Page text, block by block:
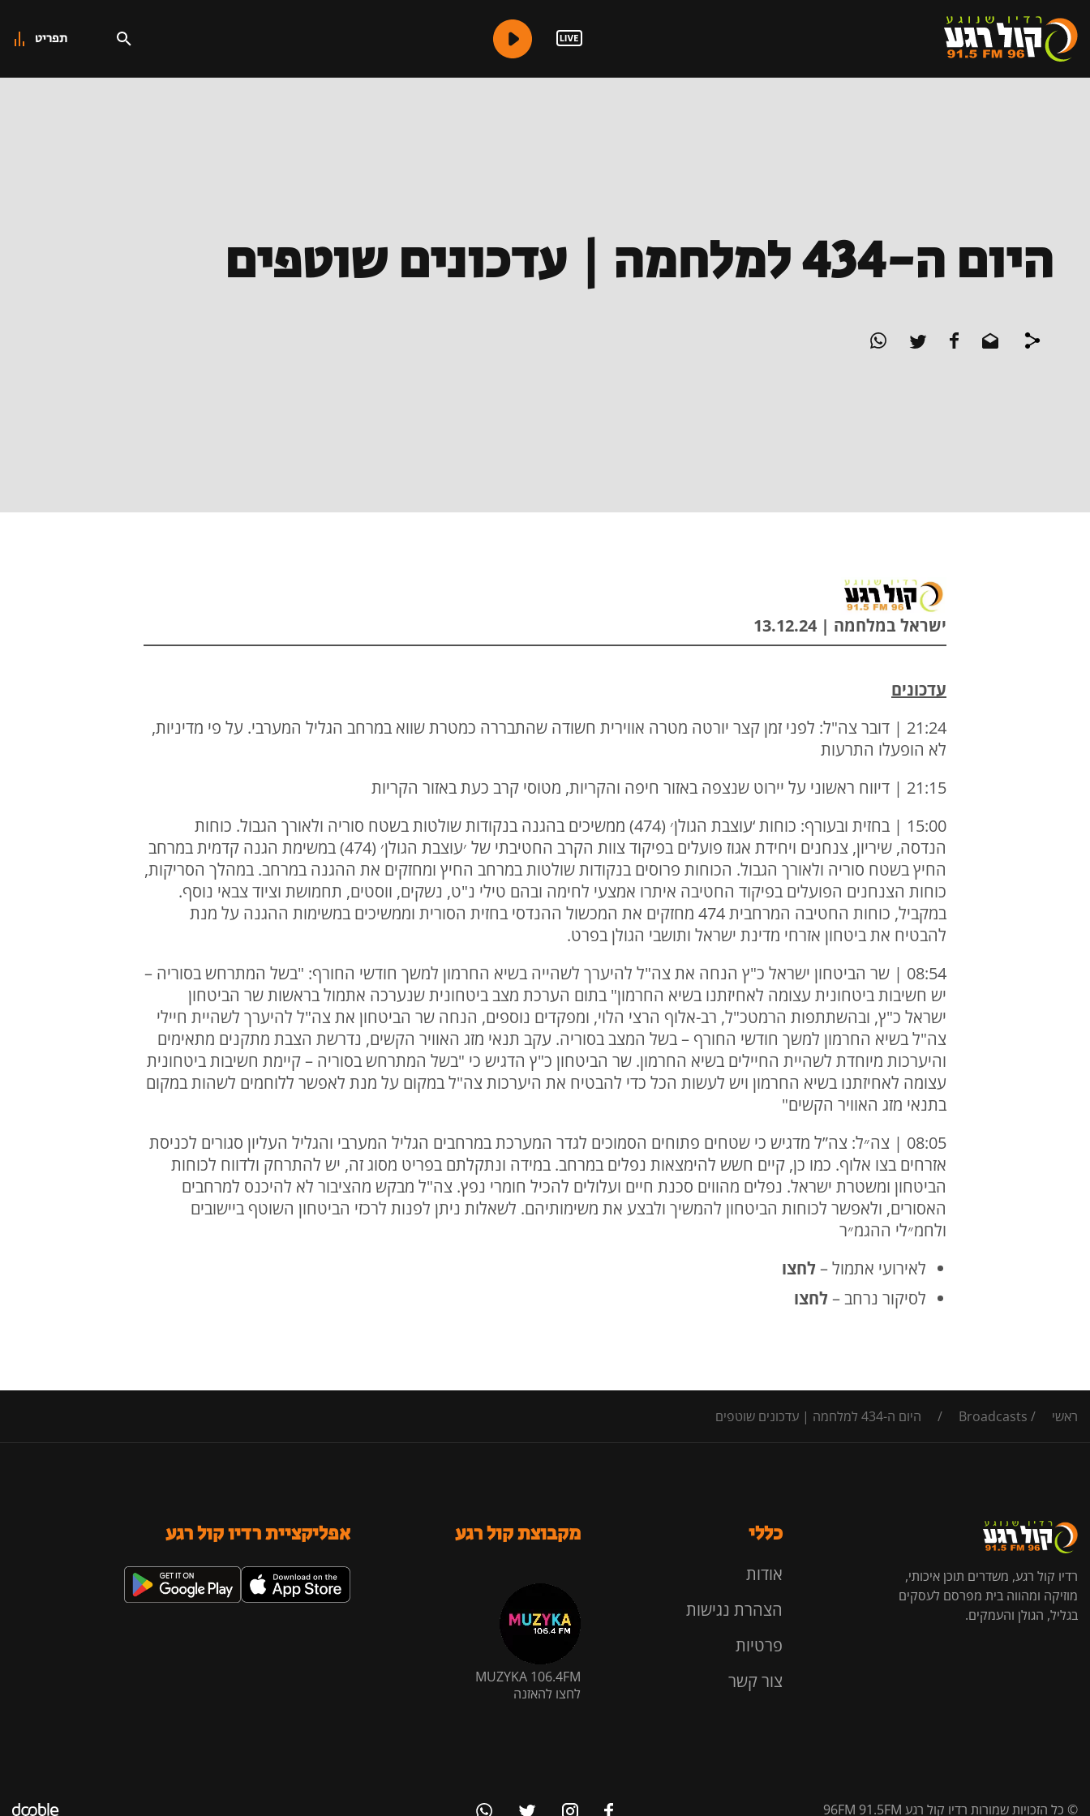
תפריט
היום ה-434 למלחמה | עדכונים שוטפים
ישראל במלחמה | 13.12.24
עדכונים
21:24 | דובר צה"ל: לפני זמן קצר יורטה מטרה אווירית חשודה שהתבררה כמטרת שווא במרחב הגליל המערבי. על פי מדיניות,
לא הופעלו התרעות
21:15 | דיווח ראשוני על יירוט שנצפה באזור חיפה והקריות, מטוסי קרב כעת באזור הקריות
15:00 | בחזית ובעורף: כוחות ‘עוצבת הגולן׳ (474) ממשיכים בהגנה בנקודות שולטות בשטח סוריה ולאורך הגבול. כוחות
הנדסה, שיריון, צנחנים ויחידת אגוז פועלים בפיקוד צוות הקרב החטיבתי של ׳עוצבת הגולן׳ (474) במשימת הגנה קדמית במרחב
החיץ בשטח סוריה ולאורך הגבול. הכוחות פרוסים בנקודות שולטות במרחב החיץ ומחזקים את ההגנה במרחב. במהלך הסריקות,
כוחות הצנחנים הפועלים בפיקוד החטיבה איתרו אמצעי לחימה ובהם טילי נ"ט, נשקים, ווסטים, תחמושת וציוד צבאי נוסף.
במקביל, כוחות החטיבה המרחבית 474 מחזקים את המכשול ההנדסי בחזית הסורית וממשיכים במשימות ההגנה על מנת
להבטיח את ביטחון אזרחי מדינת ישראל ותושבי הגולן בפרט.
08:54 | שר הביטחון ישראל כ"ץ הנחה את צה"ל להיערך לשהייה בשיא החרמון למשך חודשי החורף: "בשל המתרחש בסוריה –
יש חשיבות ביטחונית עצומה לאחיזתנו בשיא החרמון" בתום הערכת מצב ביטחונית שנערכה אתמול בראשות שר הביטחון
ישראל כ"ץ, ובהשתתפות הרמטכ"ל, רב-אלוף הרצי הלוי, ומפקדים נוספים, הנחה שר הביטחון את צה"ל להיערך לשהיית חיילי
צה"ל בשיא החרמון למשך חודשי החורף – בשל המצב בסוריה. עקב תנאי מזג האוויר הקשים, נדרשת הצבת מתקנים מתאימים
והיערכות מיוחדת לשהיית החיילים בשיא החרמון. שר הביטחון כ"ץ הדגיש כי "בשל המתרחש בסוריה – קיימת חשיבות ביטחונית
עצומה לאחיזתנו בשיא החרמון ויש לעשות הכל כדי להבטיח את היערכות צה"ל במקום על מנת לאפשר ללוחמים לשהות במקום
בתנאי מזג האוויר הקשים"
08:05 | צה״ל: צה”ל מדגיש כי שטחים פתוחים הסמוכים לגדר המערכת במרחבים הגליל המערבי והגליל העליון סגורים לכניסת
אזרחים בצו אלוף. כמו כן, קיים חשש להימצאות נפלים במרחב. במידה ונתקלתם בפריט מסוג זה, יש להתרחק ולדווח לכוחות
הביטחון ומשטרת ישראל. נפלים מהווים סכנת חיים ועלולים להכיל חומרי נפץ. צה"ל מבקש מהציבור לא להיכנס למרחבים
האסורים, ולאפשר לכוחות הביטחון להמשיך ולבצע את משימותיהם. לשאלות ניתן לפנות לרכזי הביטחון השוטף ביישובים
ולחמ״לי ההגמ״ר
לאירועי אתמול –לחצו
לסיקור נרחב –לחצו
ראשי /
Broadcasts
/ היום ה-434 למלחמה | עדכונים שוטפים
רדיו קול רגע, משדרים תוכן איכותי,
מוזיקה ומהווה בית מפרסם לעסקים
בגליל, הגולן והעמקים.
כללי
אודות
הצהרת נגישות
פרטיות
צור קשר
מקבוצת קול רגע
MUZYKA 106.4FM
לחצו להאזנה
אפליקציית רדיו קול רגע
© כל הזכויות שמורות רדיו קול רגע 96FM 91.5FM